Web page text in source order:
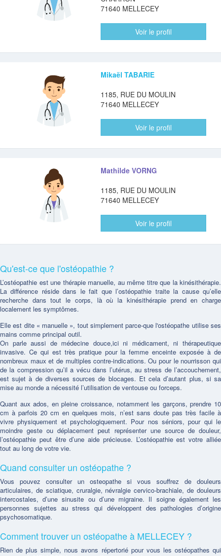
71640 MELLECEY
Voir le profil
Mikaël TABARIE
1185, RUE DU MOULIN
71640 MELLECEY
Voir le profil
Mathilde VORNG
1185, RUE DU MOULIN
71640 MELLECEY
Voir le profil
Qu'est-ce que l'ostéopathie ?
L’ostéopathie est une thérapie manuelle, au même titre que la kinésithérapie.
La différence réside dans le fait que l’ostéopathie traite la cause qu’elle
recherche dans tout le corps, là où la kinésithérapie prend en charge
localement les symptômes.
Elle est dite « manuelle », tout simplement parce-que l'ostéopathe utilise ses
mains comme principal outil.
On parle aussi de médecine douce,ici ni médicament, ni thérapeutique
invasive. Ce qui est très pratique pour la femme enceinte exposée à de
nombreux maux et de multiples contre-indications. Ou pour le nourrisson qui
de la compression qu’il a vécu dans l’utérus, au stress de l’accouchement,
est sujet à de diverses sources de blocages. Et cela d’autant plus, si sa
mise au monde a nécessité l’utilisation de ventouse ou forceps.
Quant aux ados, en pleine croissance, notamment les garçons, prendre 10
cm à parfois 20 cm en quelques mois, n’est sans doute pas très facile à
vivre physiquement et psychologiquement. Pour nos séniors, pour qui le
moindre geste ou déplacement peut représenter une source de douleur,
l’ostéopathie peut être d’une aide précieuse. L’ostéopathie est votre alliée
tout au long de votre vie.
Quand consulter un ostéopathe ?
Vous pouvez consulter un osteopathe si vous souffrez de douleurs
articulaires, de sciatique, cruralgie, névralgie cervico-brachiale, de douleurs
intercostales, d’une sinusite ou d’une migraine. Il soigne également les
personnes sujettes au stress qui développent des pathologies d’origine
psychosomatique.
Comment trouver un ostéopathe à MELLECEY ?
Rien de plus simple, nous avons répertorié pour vous les ostéopathes qui